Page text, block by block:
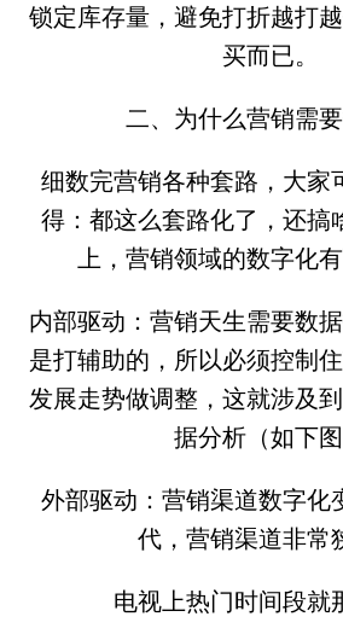
锁定库存量，避免打折越打
买而已。
二、为什么营销需
细数完营销各种套路，大家
得：都这么套路化了，还搞
上，营销领域的数字化
内部驱动：营销天生需要数
是打辅助的，所以必须控制
发展走势做调整，这就涉及
据分析（如下图
外部驱动：营销渠道数字化
代，营销渠道非常
电视上热门时间段就